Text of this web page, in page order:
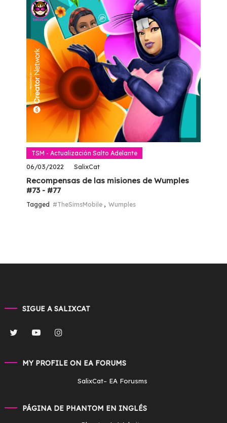
TSM - Actualización Salto Adelante
06/03/2022 SalixCat
Recompensas de las misiones de Wumples
#73 - #77
Tagged #TheSimsMobile , Wumples
SIGUE A SALIXCAT
MY PROFILE ON EA FORUMS
SalixCat– EA Forusms
PÁGINA DE PHANTOM EN INGLÉS